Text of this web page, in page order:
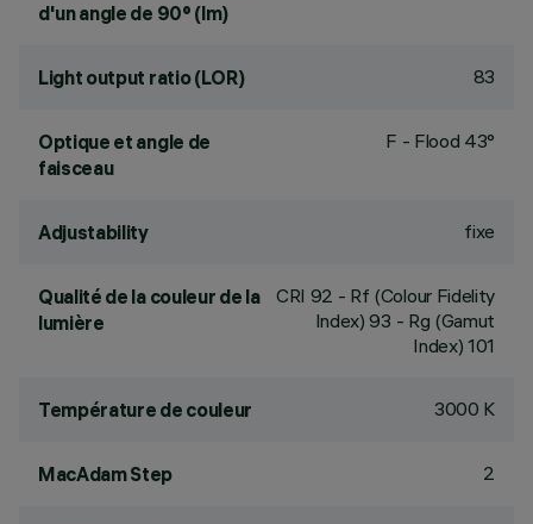
d'un angle de 90° (lm)
Light output ratio (LOR) 83
Optique et angle de
faisceau
F - Flood 43°
Adjustability fixe
Qualité de la couleur de la
lumière
CRI 92 - Rf (Colour Fidelity
Index) 93 - Rg (Gamut
Index) 101
Température de couleur 3000 K
MacAdam Step 2